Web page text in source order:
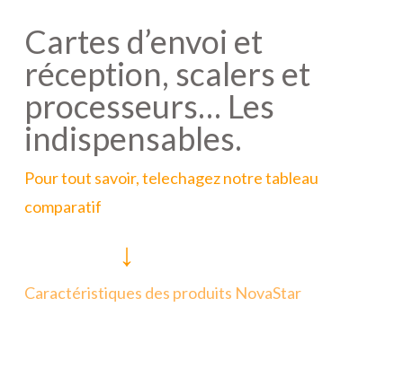
Cartes d’envoi et
réception, scalers et
processeurs… Les
indispensables.
Pour tout savoir, telechagez notre tableau
comparatif
↓
Caractéristiques des produits NovaStar